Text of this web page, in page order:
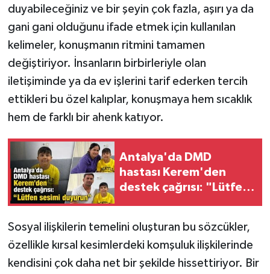
duyabileceğiniz ve bir şeyin çok fazla, aşırı ya da
gani gani olduğunu ifade etmek için kullanılan
kelimeler, konuşmanın ritmini tamamen
değiştiriyor. İnsanların birbirleriyle olan
iletişiminde ya da ev işlerini tarif ederken tercih
ettikleri bu özel kalıplar, konuşmaya hem sıcaklık
hem de farklı bir ahenk katıyor.
Antalya'da DMD
hastası Kerem'den
destek çağrısı: "Lütfen
Sosyal ilişkilerin temelini oluşturan bu sözcükler,
özellikle kırsal kesimlerdeki komşuluk ilişkilerinde
kendisini çok daha net bir şekilde hissettiriyor. Bir